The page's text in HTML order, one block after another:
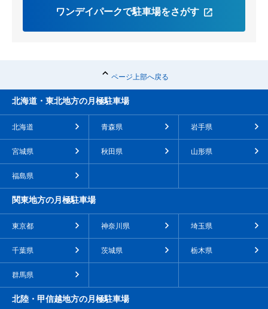
ワンデイパークで駐車場をさがす
ページ上部へ戻る
北海道・東北地方の月極駐車場
北海道 青森県 岩手県
宮城県 秋田県 山形県
福島県
関東地方の月極駐車場
東京都 神奈川県 埼玉県
千葉県 茨城県 栃木県
群馬県
北陸・甲信越地方の月極駐車場